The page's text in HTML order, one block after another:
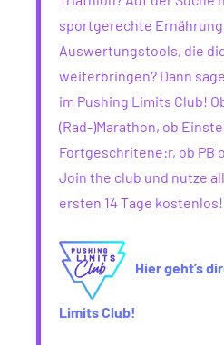
sportgerechte Ernährung
Auswertungstools, die
weiterbringen? Dann
im Pushing Limits Club!
(Rad-)Marathon, ob
Fortgeschritene:r, ob PB
Join the club und nutze
ersten 14 Tage kostenlos!
Hier geht’s
Limits Club!